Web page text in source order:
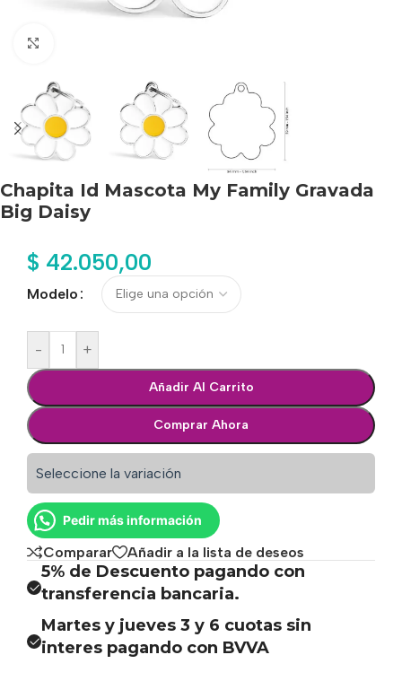
Chapita Id Mascota My Family Gravada
Big Daisy
$ 42.050,00
Modelo
- +
Añadir Al Carrito
Comprar Ahora
Seleccione la variación
Pedir más información
Comparar Añadir a la lista de deseos
5% de Descuento pagando con
transferencia bancaria.
Martes y jueves 3 y 6 cuotas sin
interes pagando con BVVA